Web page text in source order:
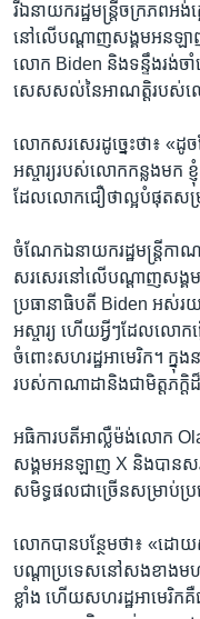
រីឯ​នាយករដ្ឋមន្ត្រី​ចក្រភព​
នៅលើ​បណ្ដាញ​សង្គម​អនឡា
លោក Biden និង​ទន្ទឹង​រង់ចាំ​
សេសសល់​នៃ​អាណត្តិ​របស់​ល
លោក​សរសេរ​ដូច្នេះ​ថា៖ «ដូ
អស្ចារ្យ​របស់​លោក​កន្លង​មក ខ្
ដែល​លោក​ជឿ​ថា​ល្អ​បំផុត​សម្រ
ចំណែកឯ​នាយករដ្ឋមន្ត្រី​កា
សរសេរ​នៅ​លើ​បណ្ដាញ​សង្គ
ប្រធានាធិបតី Biden អស់​រ
អស្ចារ្យ ហើយ​អ្វីៗ​ដែល​លោ
ចំពោះ​សហរដ្ឋ​អាមេរិក។ ក្នុង​
របស់​កាណាដា​និង​ជា​មិត្តភក្តិ​
អធិការបតី​អាល្លឺម៉ង់​លោក
សង្គម​អនឡាញ X និង​បាន​ស
សមិទ្ធផល​ជាច្រើន​សម្រាប់​
លោក​បាន​បន្ថែម​ថា៖ «ដោយ
បណ្ដា​ប្រទេស​នៅ​សងខាង​មហ
ខ្លាំង ហើយ​សហរដ្ឋ​អាមេរិក​